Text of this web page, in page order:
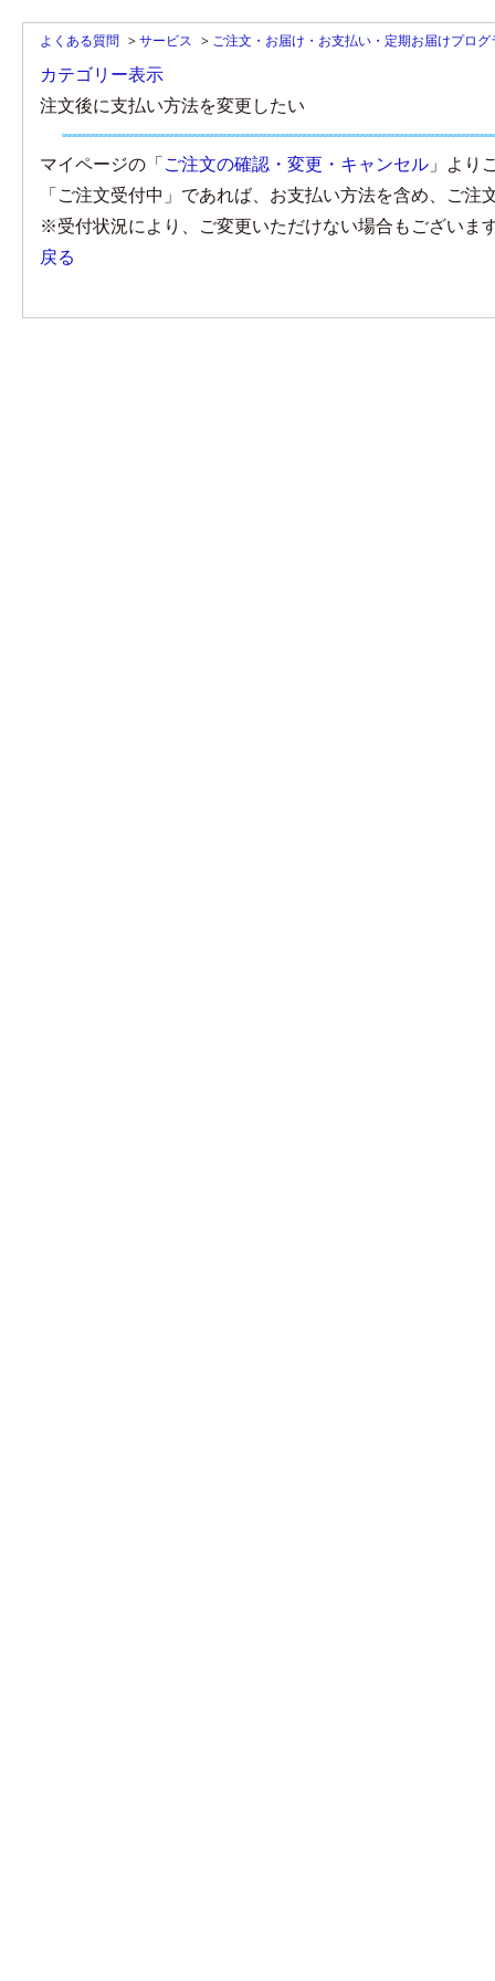
よくある質問 >サービス > ご注文・お届け・お支払い・定期お届けプログ
カテゴリー表示
注文後に支払い方法を変更したい
マイページの「ご注文の確認・変更・キャンセル 」より
「ご注文受付中」であれば、お支払い方法を含め、ご注
※受付状況により、ご変更いただけない場合もございま
戻る